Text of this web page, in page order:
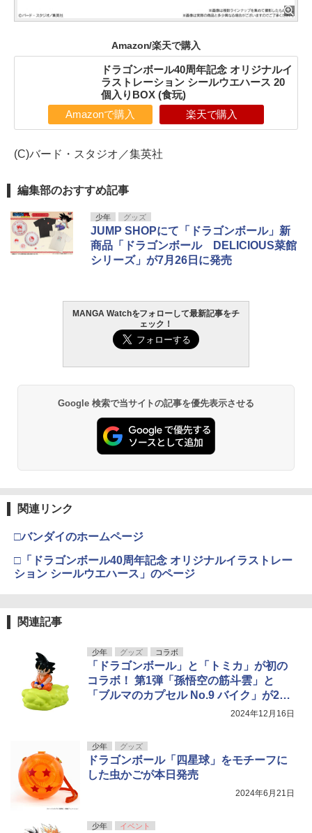
Amazon/楽天で購入
ドラゴンボール40周年記念 オリジナルイ
ラストレーション シールウエハース 20
個入りBOX (食玩)
Amazonで購入 楽天で購入
(C)バード・スタジオ／集英社
編集部のおすすめ記事
少年 グッズ
JUMP SHOPにて「ドラゴンボール」新
商品「ドラゴンボール DELICIOUS菜館
シリーズ」が7月26日に発売
MANGA Watchをフォローして最新記事をチ
ェック！
Google 検索で当サイトの記事を優先表示させる
関連リンク
□バンダイのホームページ
□「ドラゴンボール40周年記念 オリジナルイラストレー
ション シールウエハース」のページ
関連記事
少年 グッズ コラボ
「ドラゴンボール」と「トミカ」が初の
コラボ！ 第1弾「孫悟空の筋斗雲」と
「ブルマのカプセル No.9 バイク」が202
2024年12月16日
少年 グッズ
ドラゴンボール「四星球」をモチーフに
した虫かごが本日発売
2024年6月21日
少年 イベント